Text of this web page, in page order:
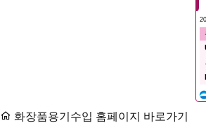
화장품용기수입 홈페이지 바로가기